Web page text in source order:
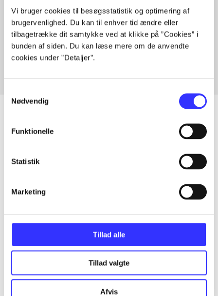
Vi bruger cookies til besøgsstatistik og optimering af
brugervenlighed. Du kan til enhver tid ændre eller
tilbagetrække dit samtykke ved at klikke på ”Cookies” i
bunden af siden. Du kan læse mere om de anvendte
cookies under ”Detaljer”.
Nødvendig
Funktionelle
Statistik
Marketing
Tillad alle
Tillad valgte
Afvis
Artikler med samme emner
Fra
...
...